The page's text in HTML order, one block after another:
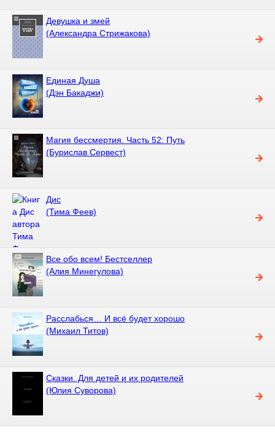
Девушка и змей
(Александра Стрижакова)
Единая Душа
(Дэн Бакаджи)
Магия бессмертия. Часть 52: Путь
(Бурислав Сервест)
Дис
(Тима Феев)
Все обо всем! Бестселлер
(Алия Минегулова)
Расслабься… И всё будет хорошо
(Михаил Титов)
Сказки. Для детей и их родителей
(Юлия Суворова)